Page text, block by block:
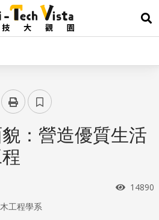
展
：營造優質生活
瀏覽次
14890
工程學系